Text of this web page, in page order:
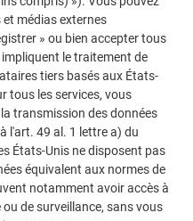
43 Wp/pce
Surface
nécessaire
: 6,84
m²/kWp
médias externes
» ou bien accepter tous
impliquent le traitement de
tiers basés aux États-
tous les services, vous
transmission des données
l'art. 49 al. 1 lettre a) du
États-Unis ne disposent pas
équivalent aux normes de
notamment avoir accès à
de surveillance, sans vous